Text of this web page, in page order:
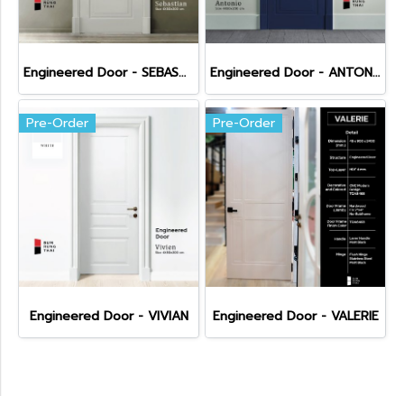
Engineered Door - SEBASTIAN Engineered Door - ANTONIO
Pre-Order
Engineered Door - VIVIAN
Pre-Order
Engineered Door - VALERIE